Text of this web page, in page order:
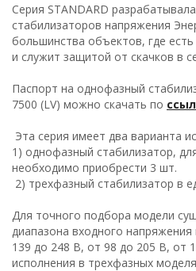
Серия STANDARD
стабилизаторов напряжения
большинства объектов, где
и служит защитой от скачков в
Паспорт на однофазный
7500 (LV) можно скачать по
Эта серия имеет два варианта
1) однофазный стабилизатор,
необходимо приобрести 3 шт.
2) трехфазный стабилизатор в
Для точного подбора модели
диапазона входного
139 до 248 В, от 98 до 205 В, от
исполнения в трехфазных